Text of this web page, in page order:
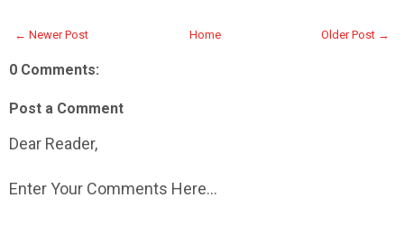
← Newer Post Older Post →
Home
0 Comments:
Post a Comment
Dear Reader,
Enter Your Comments Here...